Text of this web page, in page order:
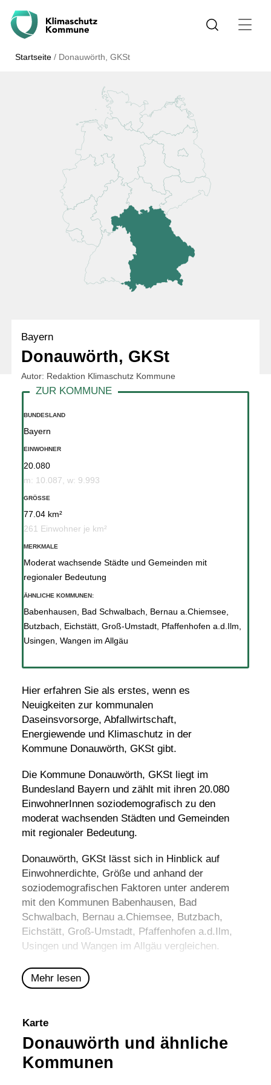
Startseite / Donauwörth, GKSt
Bayern
Donauwörth, GKSt
Autor: Redaktion Klimaschutz Kommune
Hier erfahren Sie als erstes, wenn es
Neuigkeiten zur kommunalen
Daseinsvorsorge, Abfallwirtschaft,
Energiewende und Klimaschutz in der
Kommune Donauwörth, GKSt gibt.
Die Kommune Donauwörth, GKSt liegt im
Bundesland Bayern und zählt mit ihren 20.080
EinwohnerInnen soziodemografisch zu den
moderat wachsenden Städten und Gemeinden
mit regionaler Bedeutung.
Donauwörth, GKSt lässt sich in Hinblick auf
Einwohnerdichte, Größe und anhand der
soziodemografischen Faktoren unter anderem
mit den Kommunen Babenhausen, Bad
Schwalbach, Bernau a.Chiemsee, Butzbach,
Eichstätt, Groß-Umstadt, Pfaffenhofen a.d.Ilm,
Usingen und Wangen im Allgäu vergleichen.
Mehr lesen
BUNDESLAND
Bayern
EINWOHNER
20.080
m: 10.087, w: 9.993
GRÖSSE
77.04 km²
261 Einwohner je km²
MERKMALE
Moderat wachsende Städte und Gemeinden mit
regionaler Bedeutung
ÄHNLICHE KOMMUNEN:
Babenhausen Bad Schwalbach Bernau a.Chiemsee,
Butzbach
Eichstätt, Groß-Umstadt, Pfaffenhofen a.d.Ilm
Usingen Wangen im Allgäu
Karte
Donauwörth und ähnliche
Kommunen